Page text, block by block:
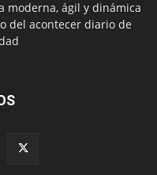
moderna, ágil y dinámica
del acontecer diario de